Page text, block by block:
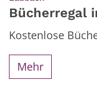
Bücherregal
Kostenlose
Mehr